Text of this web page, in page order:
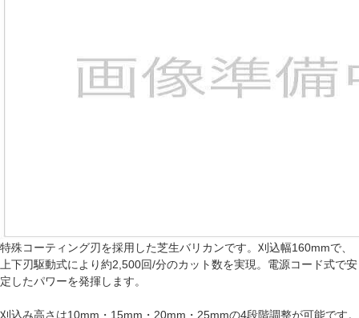
特殊コーティング刃を採用した芝生バリカンです。刈込幅160mmで、
上下刃駆動式により約2,500回/分のカット数を実現。電源コード式で安
定したパワーを発揮します。
刈込み高さは10mm・15mm・20mm・25mmの4段階調整が可能です。